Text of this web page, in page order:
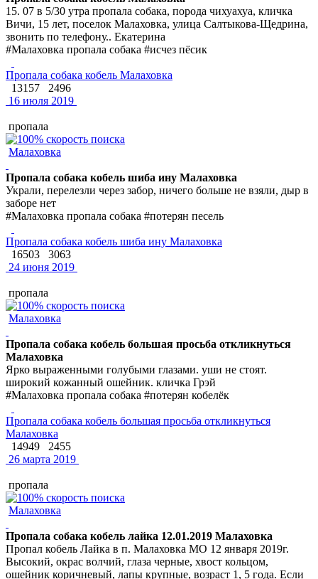
15. 07 в 5/30 утра пропала собака, порода чихуахуа, кличка
Вичи, 15 лет, поселок Малаховка, улица Салтыкова-Щедрина,
звонить по телефону.. Екатерина
#Малаховка пропала собака #исчез пёсик
Пропала собака кобель Малаховка
13157
2496
16 июля 2019
пропала
Малаховка
Пропала собака кобель шиба ину Малаховка
Украли, перелезли через забор, ничего больше не взяли, дыр в
заборе нет
#Малаховка пропала собака #потерян песель
Пропала собака кобель шиба ину Малаховка
16503
3063
24 июня 2019
пропала
Малаховка
Пропала собака кобель большая просьба откликнуться
Малаховка
Ярко выраженными голубыми глазами. уши не стоят.
широкий кожанный ошейник. кличка Грэй
#Малаховка пропала собака #потерян кобелёк
Пропала собака кобель большая просьба откликнуться
Малаховка
14949
2455
26 марта 2019
пропала
Малаховка
Пропала собака кобель лайка 12.01.2019 Малаховка
Пропал кобель Лайка в п. Малаховка МО 12 января 2019г.
Высокий, окрас волчий, глаза черные, хвост кольцом,
ошейник коричневый, лапы крупные, возраст 1, 5 года. Если